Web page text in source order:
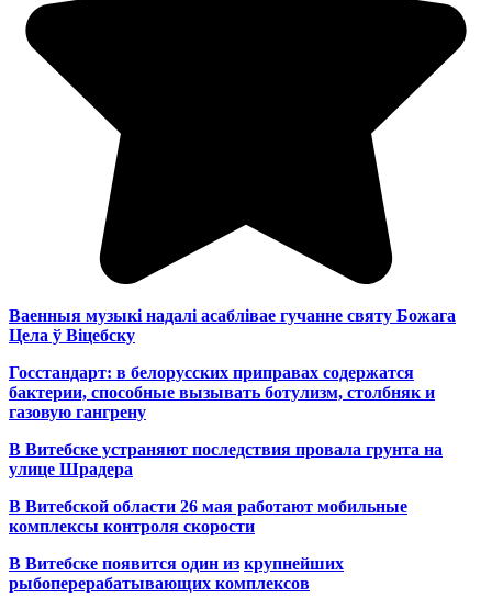
Ваенныя музыкі надалі асаблівае гучанне святу Божага
Цела ў Віцебску
Госстандарт: в белорусских приправах содержатся
бактерии, способные вызывать ботулизм, столбняк и
газовую гангрену
В Витебске устраняют последствия провала грунта на
улице Шрадера
В Витебской области 26 мая работают мобильные
комплексы контроля скорости
В Витебске появится один из крупнейших
рыбоперерабатывающих комплексов